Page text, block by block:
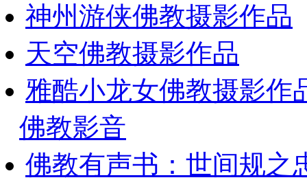
神州游侠佛教摄影作品
天空佛教摄影作品
雅酷小龙女佛教摄影作
佛教影音
佛教有声书：世间规